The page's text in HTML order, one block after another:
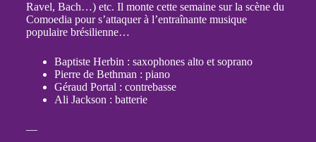
Ravel, Bach…) etc. Il monte cette semaine sur la scène du
Comoedia pour s’attaquer à l’entraînante musique
populaire brésilienne…
Baptiste Herbin : saxophones alto et soprano
Pierre de Bethman : piano
Géraud Portal : contrebasse
Ali Jackson : batterie
—